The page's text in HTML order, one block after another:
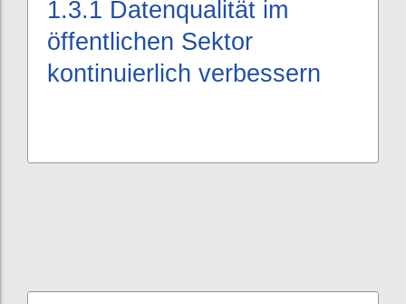
1.3.1 Datenqualität im
öffentlichen Sektor
kontinuierlich verbessern